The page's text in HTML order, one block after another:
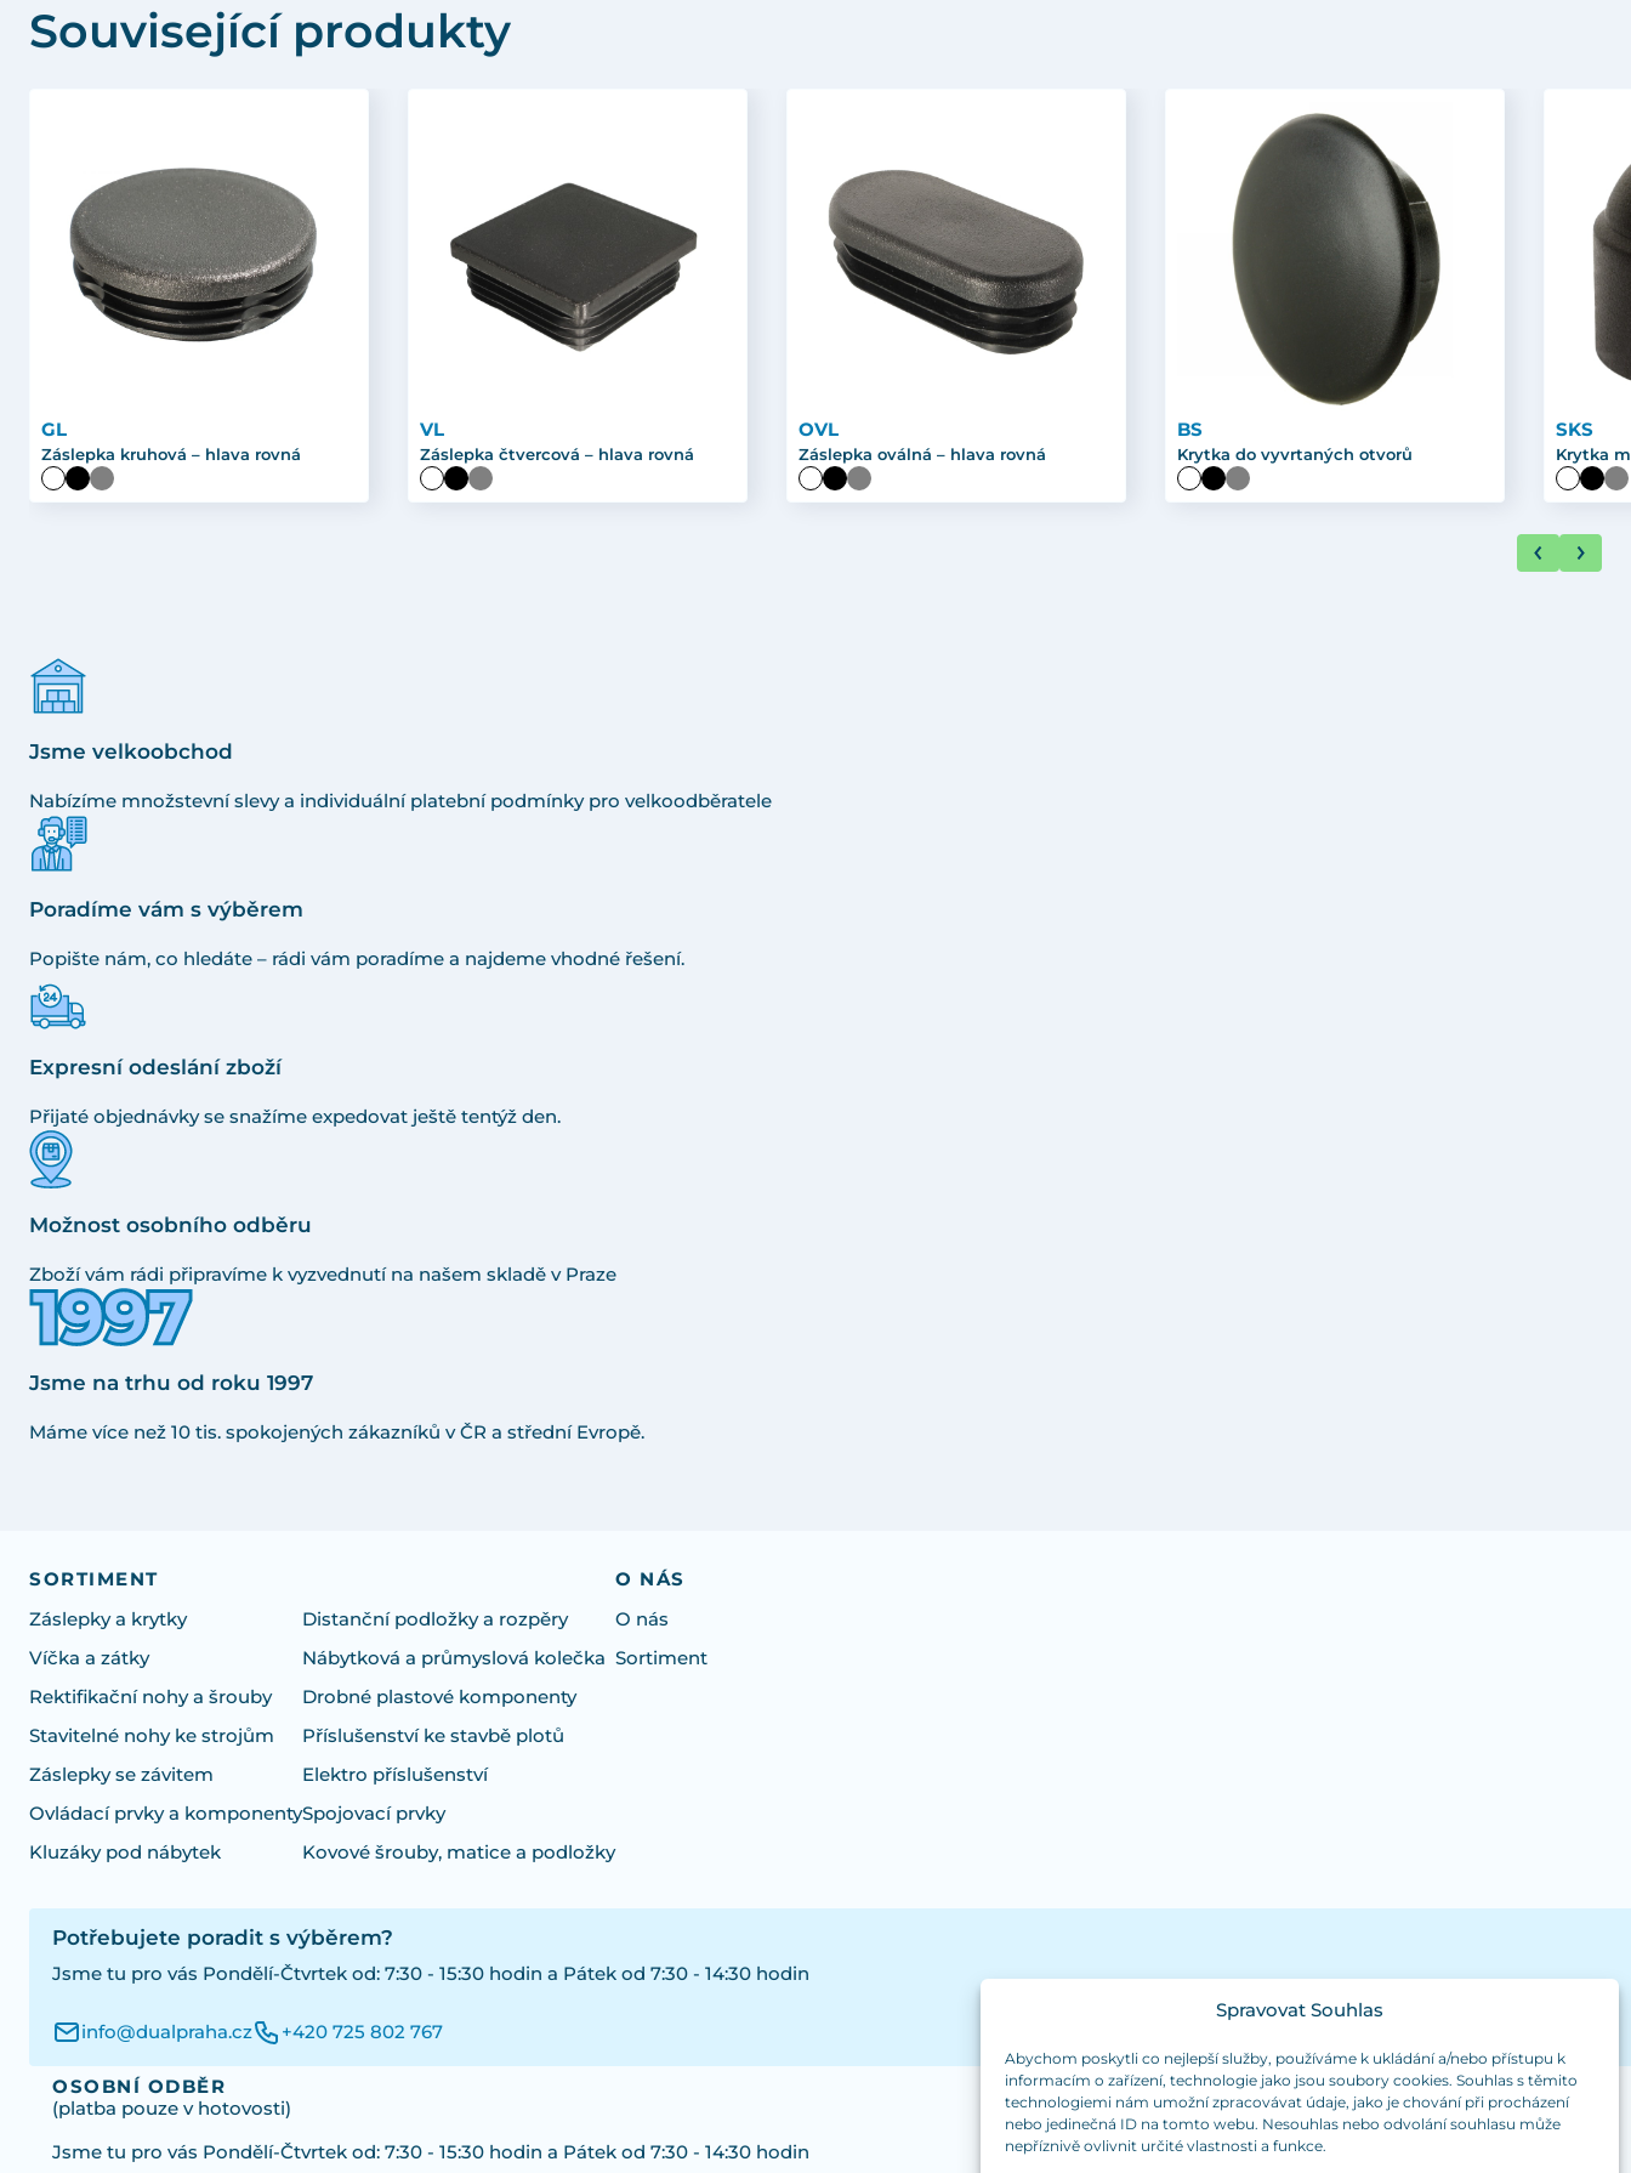
Spravovat Souhlas
Abychom poskytli co nejlepší služby, používáme k ukládání a/nebo přístupu k
informacím o zařízení, technologie jako jsou soubory cookies. Souhlas s těmito
technologiemi nám umožní zpracovávat údaje, jako je chování při procházení
nebo jedinečná ID na tomto webu. Nesouhlas nebo odvolání souhlasu může
nepříznivě ovlivnit určité vlastnosti a funkce.
Související produkty
GL
Záslepka kruhová – hlava rovná
VL
Záslepka čtvercová – hlava rovná
OVL
Záslepka oválná – hlava rovná
BS
Krytka do vyvrtaných otvorů
SKS
Krytka
Jsme velkoobchod
Nabízíme množstevní slevy a individuální platební podmínky pro velkoodběratele
Poradíme vám s výběrem
Popište nám, co hledáte – rádi vám poradíme a najdeme vhodné řešení.
Expresní odeslání zboží
Přijaté objednávky se snažíme expedovat ještě tentýž den.
Možnost osobního odběru
Zboží vám rádi připravíme k vyzvednutí na našem skladě v Praze
Jsme na trhu od roku 1997
Máme více než 10 tis. spokojených zákazníků v ČR a střední Evropě.
SORTIMENT
Záslepky a krytky
Víčka a zátky
Rektifikační nohy a šrouby
Stavitelné nohy ke strojům
Záslepky se závitem
Ovládací prvky a komponenty
Kluzáky pod nábytek
Distanční podložky a rozpěry
Nábytková a průmyslová kolečka
Drobné plastové komponenty
Příslušenství ke stavbě plotů
Elektro příslušenství
Spojovací prvky
Kovové šrouby, matice a podložky
O NÁS
O nás
Sortiment
Potřebujete poradit s výběrem?
Jsme tu pro vás Pondělí-Čtvrtek od: 7:30 - 15:30 hodin a Pátek od 7:30 - 14:30 hodin
info@dualpraha.cz +420 725 802 767
OSOBNÍ ODBĚR
(platba pouze v hotovosti)
Jsme tu pro vás Pondělí-Čtvrtek od: 7:30 - 15:30 hodin a Pátek od 7:30 - 14:30 hodin